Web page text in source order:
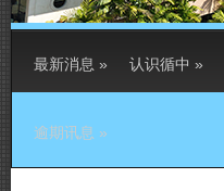
最新消息 » 认识循中 »
逾期讯息 »